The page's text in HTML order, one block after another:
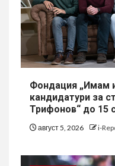
Фондация „Имам
кандидатури за
Трифонов“ до 15
август 5, 2026 i-